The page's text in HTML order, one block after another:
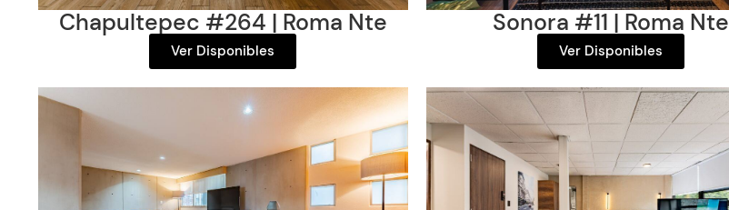
Chapultepec #264 | Roma Nte
Ver Disponibles
Sonora #11 | Roma Nte
Ver Disponibles